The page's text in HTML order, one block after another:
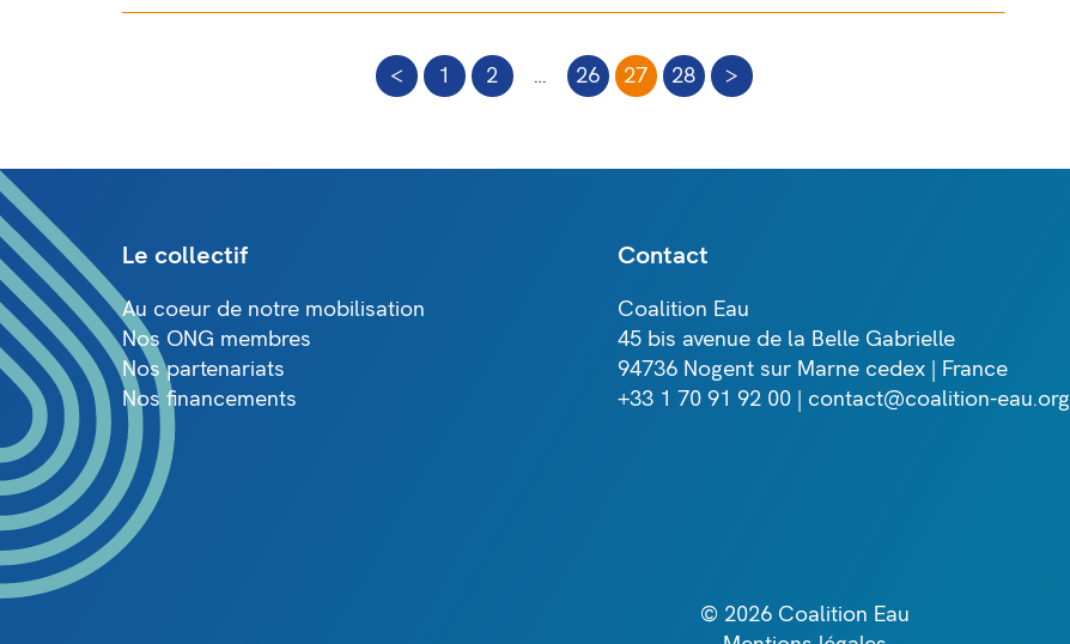
< 1 2 … 26 27 28 >
Le collectif
Au coeur de notre mobilisation
Nos ONG membres
Nos partenariats
Nos financements
Contact
Coalition Eau
45 bis avenue de la Belle Gabrielle
94736 Nogent sur Marne cedex | France
+33 1 70 91 92 00 | contact@coalition-eau.org
© 2026 Coalition Eau